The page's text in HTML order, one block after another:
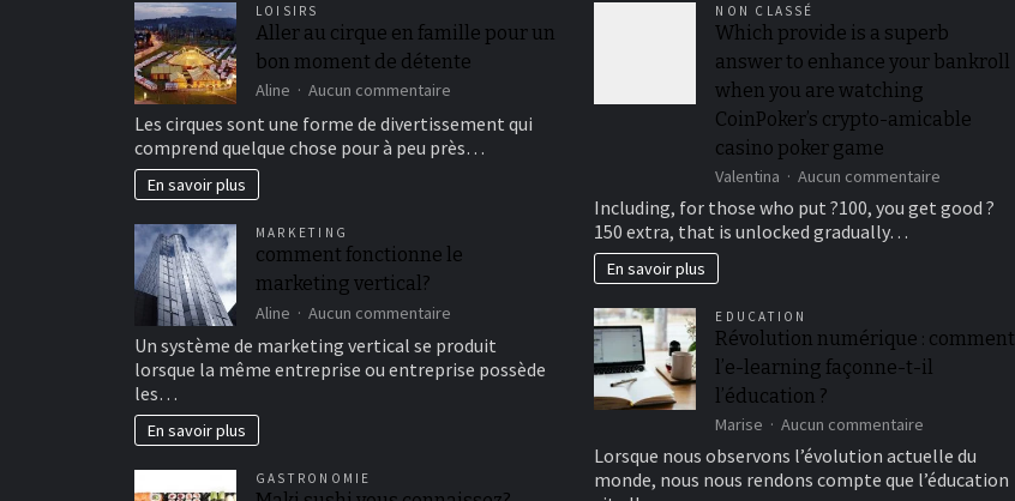
LOISIRS
Aller au cirque en famille pour un
bon moment de détente
Aline Aucun commentaire
au
cirque
bon
Les cirques sont une forme de divertissement qui
comprend quelque chose pour à peu près…
En savoir plus
MARKETING
comment fonctionne le
marketing vertical?
Aline Aucun commentaire
fonctionne
le
Un système de marketing vertical se produit
lorsque la même entreprise ou entreprise possède
les…
En savoir plus
GASTRONOMIE
NON CLASSÉ
Which provide is a superb
answer to enhance your bankroll
when you are watching
CoinPoker’s crypto-amicable
casino poker game
Valentina Aucun commentaire
Which
provide
enhance
are
watching
Including, for those who put ?100, you get good ?
150 extra, that is unlocked gradually…
En savoir plus
EDUCATION
Révolution numérique : comment
l’e-learning façonne-t-il
l’éducation ?
Marise Aucun commentaire
Révolution
numérique
Lorsque nous observons l’évolution actuelle du
monde, nous nous rendons compte que l’éducation